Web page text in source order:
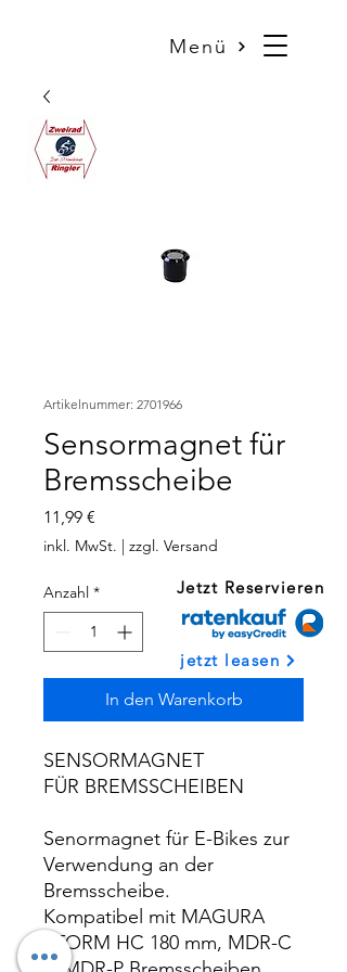
Menü
Artikelnummer: 2701966
Sensormagnet für
Bremsscheibe
11,99 €
inkl. MwSt. | zzgl. Versand
Anzahl *
In den Warenkorb
SENSORMAGNET
FÜR BREMSSCHEIBEN
Senormagnet für E-Bikes zur
Verwendung an der
Bremsscheibe.
Kompatibel mit MAGURA
STORM HC 180 mm, MDR-C
Jetzt Reservieren
jetzt leasen